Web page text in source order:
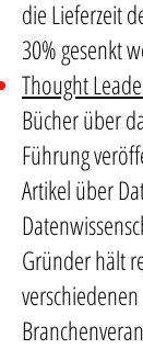
die Lieferzeit
30% gesenkt
Thought
Bücher über
Führung
Artikel über
Gründer hält
verschiedenen